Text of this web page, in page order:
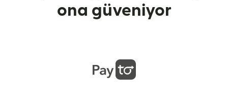
ona güveniyor